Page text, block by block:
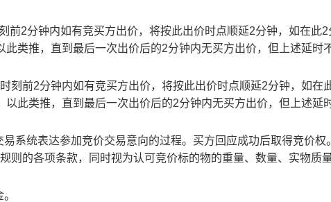
前2分钟内如有竞买方出价，将按此出价时点顺延2分钟，如在此2
类推，直到最后一次出价后的2分钟内无买方出价，但上述延时
刻前2分钟内如有竞买方出价，将按此出价时点顺延2分钟，如在
此类推，直到最后一次出价后的2分钟内无买方出价，但上述延
系统表达参加竞价交易意向的过程。买方回应成功后取得竞价权
则的各项条款，同时视为认可竞价标的物的重量、数量、实物质